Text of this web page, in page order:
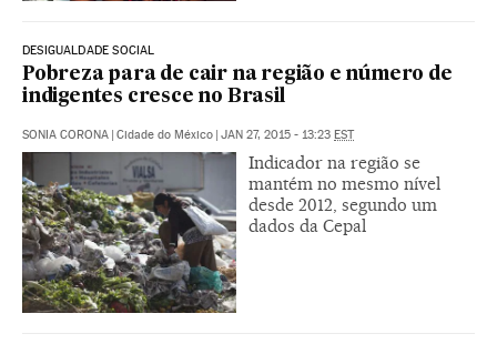
DESIGUALDADE SOCIAL
Pobreza para de cair na região e número de
indigentes cresce no Brasil
SONIA CORONA | Cidade do México | JAN 27, 2015 - 13:23 EST
Indicador na região se
mantém no mesmo nível
desde 2012, segundo um
dados da Cepal